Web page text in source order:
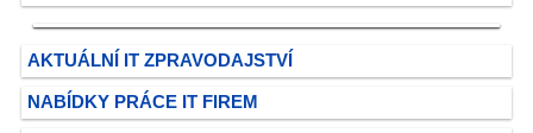
AKTUÁLNÍ IT ZPRAVODAJSTVÍ
NABÍDKY PRÁCE IT FIREM